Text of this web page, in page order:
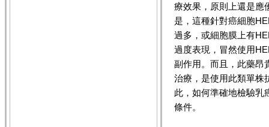
療效果，原則上還是應
是，這種針對癌細胞
過多，或細胞膜上有
過度表現，冒然使用
副作用。而且，此藥昂
治療，是使用此類單株
此，如何準確地檢驗乳
條件。